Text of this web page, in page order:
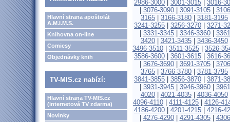
Hlavní strana apoštolát
A.M.I.M.S.
Knihovna on-line
Comicsy
Objednávky knih
TV-MIS.cz nabízí:
Hlavní strana TV-MIS.cz
(internetová TV zdarma)
Novinky
2986-3000
3001-3015
3016-
3076-3090| 3091-3105|
3165
3166-3180 3181-3195
3241-3255
3256-3270
3271-
3331-3345| 3346-3360|
3420| 3421-3435| 3436-3450
3496-3510
3511-3525
3526-
3586-3600
3601-3615
3616-
3676-3690| 3691-3705|
3765
3766-3780 3781-3795
3841-3855
3856-3870
3871-
3931-3945| 3946-3960|
4020| 4021-4035| 4036-4050
4096-4110
4111-4125
4126-
4186-4200
4201-4215
4216-
4276-4290| 4291-4305|